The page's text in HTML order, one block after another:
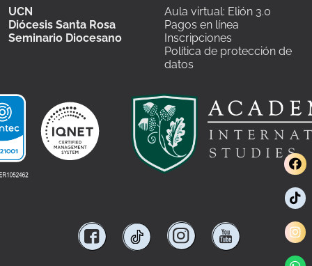
UCN
Diócesis Santa Rosa
Seminario Diocesano
Aula virtual: Elión 3.0
Pagos en línea
Inscripciones
Política de protección de
datos